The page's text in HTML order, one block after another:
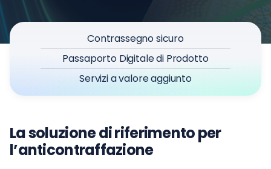
Contrassegno sicuro
Passaporto Digitale di Prodotto
Servizi a valore aggiunto
La soluzione di riferimento per
l’anticontraffazione